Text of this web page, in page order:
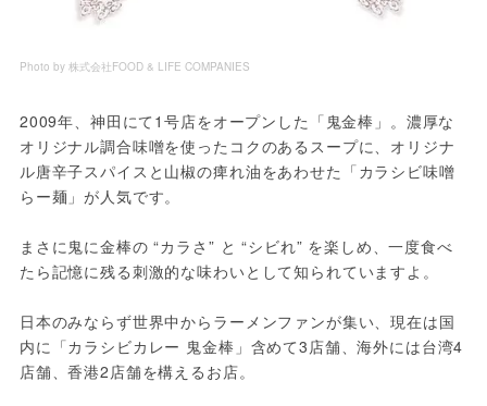
Photo by 株式会社FOOD & LIFE COMPANIES
2009年、神田にて1号店をオープンした「鬼金棒」。濃厚な
オリジナル調合味噌を使ったコクのあるスープに、オリジナ
ル唐辛子スパイスと山椒の痺れ油をあわせた「カラシビ味噌
らー麺」が人気です。
まさに鬼に金棒の “カラさ” と “シビれ” を楽しめ、一度食べ
たら記憶に残る刺激的な味わいとして知られていますよ。
日本のみならず世界中からラーメンファンが集い、現在は国
内に「カラシビカレー 鬼金棒」含めて3店舗、海外には台湾4
店舗、香港2店舗を構えるお店。